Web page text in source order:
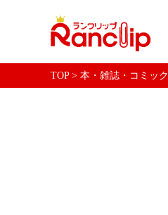
TOP> 本・雑誌・コミック